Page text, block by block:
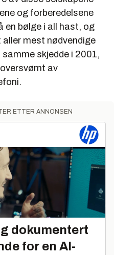
og forberedelsene
en bølge i all hast, og
mest nødvendige
skjedde i 2001,
av
ETTER ANNONSEN
dokumentert
for en AI-